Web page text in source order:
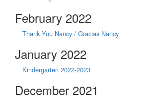
February 2022
Thank You Nancy / Gracias Nancy
January 2022
Kindergarten 2022-2023
December 2021